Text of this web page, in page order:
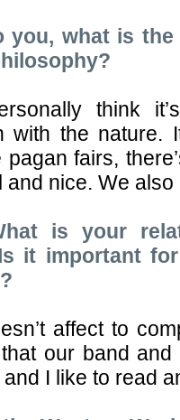
you, what is
think
with the nature.
pagan fairs,
and nice. We
is your
it important
affect to
our band
I like to read